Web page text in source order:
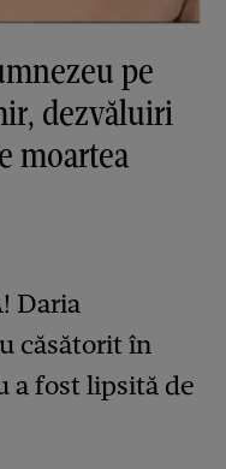
pe
dezvăluiri
moartea